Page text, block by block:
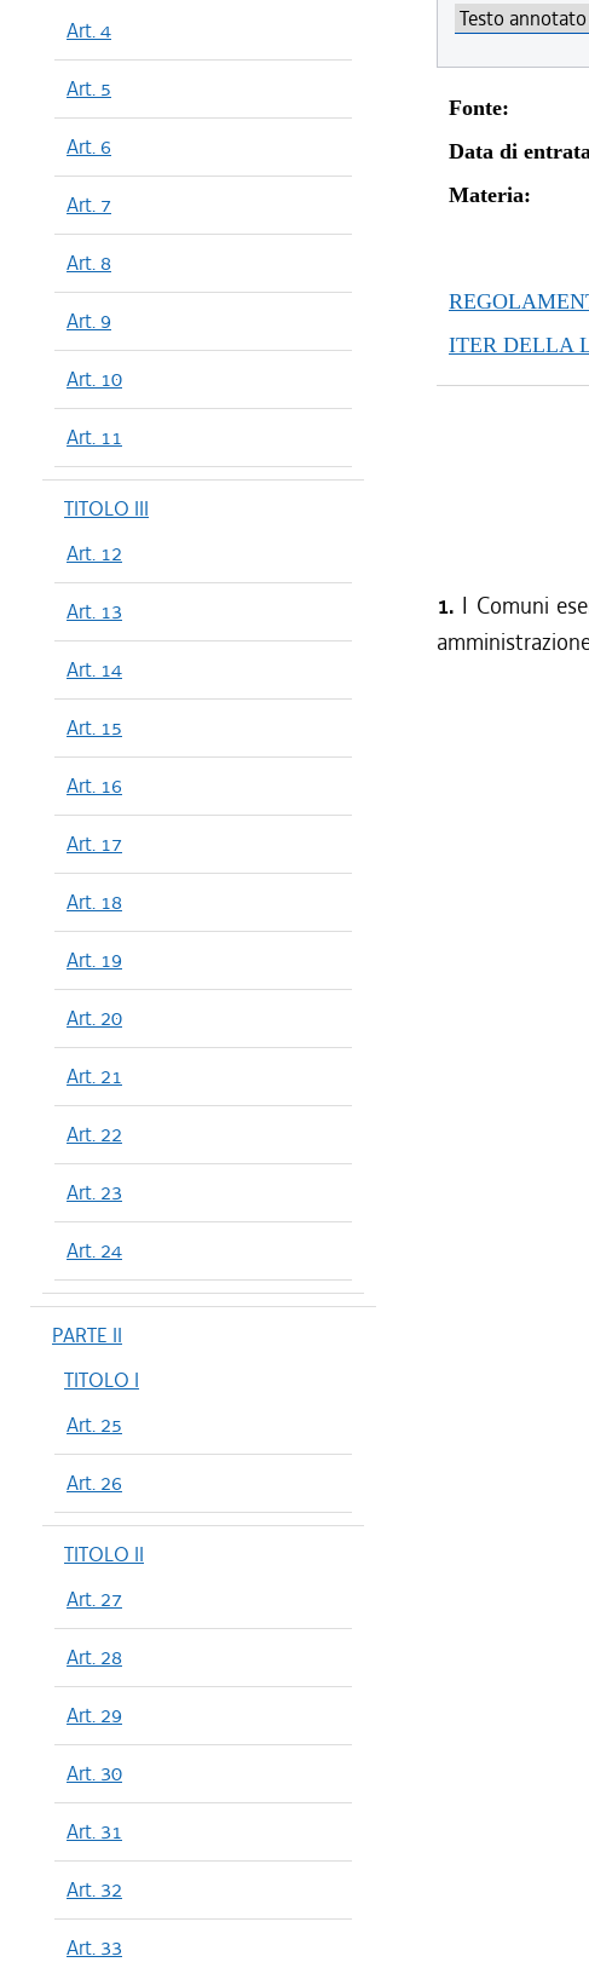
Art. 4
Art. 5
Art. 6
Art. 7
Art. 8
Art. 9
Art. 10
Art. 11
TITOLO III
Art. 12
Art. 13
Art. 14
Art. 15
Art. 16
Art. 17
Art. 18
Art. 19
Art. 20
Art. 21
Art. 22
Art. 23
Art. 24
PARTE II
TITOLO I
Art. 25
Art. 26
TITOLO II
Art. 27
Art. 28
Art. 29
Art. 30
Art. 31
Art. 32
Art. 33
Fonte:
Data di
Materia:
ITER DELLA
1. I Comuni